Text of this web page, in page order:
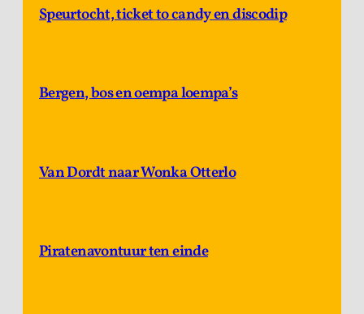
Speurtocht, ticket to candy en discodip
Bergen, bos en oempa loempa’s
Van Dordt naar Wonka Otterlo
Piratenavontuur ten einde